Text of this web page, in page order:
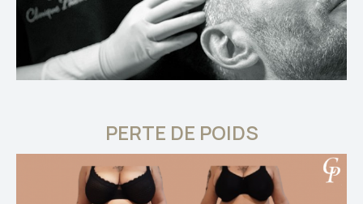
PERTE DE POIDS